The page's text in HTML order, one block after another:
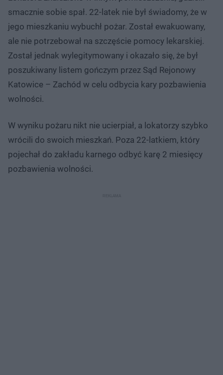
smacznie sobie spał. 22-latek nie był świadomy, że w
jego mieszkaniu wybuchł pożar. Został ewakuowany,
ale nie potrzebował na szczęście pomocy lekarskiej.
Został jednak wylegitymowany i okazało się, że był
poszukiwany listem gończym przez Sąd Rejonowy
Katowice – Zachód w celu odbycia kary pozbawienia
wolności.
W wyniku pożaru nikt nie ucierpiał, a lokatorzy szybko
wrócili do swoich mieszkań. Poza 22-latkiem, który
pojechał do zakładu karnego odbyć karę 2 miesięcy
pozbawienia wolności.